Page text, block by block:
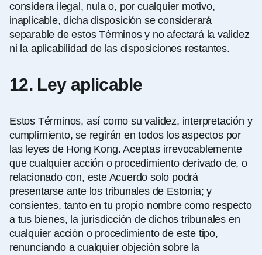
considera ilegal, nula o, por cualquier motivo,
inaplicable, dicha disposición se considerará
separable de estos Términos y no afectará la validez
ni la aplicabilidad de las disposiciones restantes.
12. Ley aplicable
Estos Términos, así como su validez, interpretación y
cumplimiento, se regirán en todos los aspectos por
las leyes de Hong Kong. Aceptas irrevocablemente
que cualquier acción o procedimiento derivado de, o
relacionado con, este Acuerdo solo podrá
presentarse ante los tribunales de Estonia; y
consientes, tanto en tu propio nombre como respecto
a tus bienes, la jurisdicción de dichos tribunales en
cualquier acción o procedimiento de este tipo,
renunciando a cualquier objeción sobre la